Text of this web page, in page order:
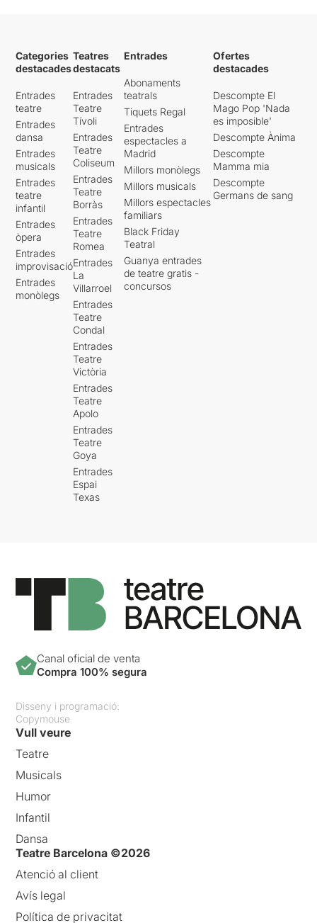
Categories
destacades
Entrades
teatre
Entrades
dansa
Entrades
musicals
Entrades
teatre
infantil
Entrades
òpera
Entrades
improvisació
Entrades
monòlegs
Teatres
destacats
Entrades
Teatre
Tívoli
Entrades
Teatre
Coliseum
Entrades
Teatre
Borràs
Entrades
Teatre
Romea
Entrades
La
Villarroel
Entrades
Teatre
Condal
Entrades
Teatre
Victòria
Entrades
Teatre
Apolo
Entrades
Teatre
Goya
Entrades
Espai
Texas
Entrades
Abonaments
teatrals
Tiquets Regal
Entrades
espectacles a
Madrid
Millors monòlegs
Millors musicals
Millors espectacles
familiars
Black Friday
Teatral
Guanya entrades
de teatre gratis -
concursos
Ofertes
destacades
Descompte El
Mago Pop 'Nada
es imposible'
Descompte Ànima
Descompte
Mamma mia
Descompte
Germans de sang
Canal oficial de venta
Compra 100% segura
Disseny i programació:
Copymouse
Vull veure
Teatre
Musicals
Humor
Infantil
Dansa
Teatre Barcelona ©2026
Atenció al client
Avís legal
Política de privacitat